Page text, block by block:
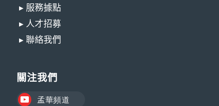
▸ 服務據點
▸ 人才招募
▸ 聯絡我們
關注我們